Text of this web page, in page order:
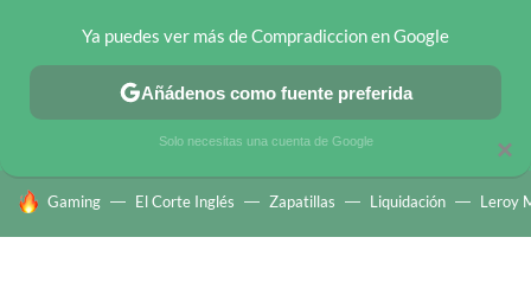
CHOLLOS TELEGRAM OFERTAS EN MÓVILES OFERTAS EN
HOY SE HABLA DE
Gaming El Corte Inglés Zapatillas Liquidación Leroy
×
Ya puedes ver más de Compradiccion en Google
Añádenos como fuente preferida
Solo necesitas una cuenta de Google